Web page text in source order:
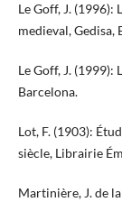
Le Goff, J.
medieval, Gedisa,
Le Goff, J.
Barcelona.
Lot, F. (1903):
siècle, Librairie
Martinière, J. de